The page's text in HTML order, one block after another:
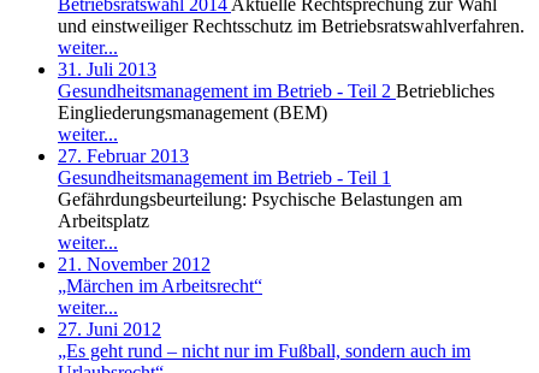
und einstweiliger Rechtsschutz im Betriebs­rats­wahlverfahren.
weiter...
31. Juli 2013
Gesundheitsmanagement im Betrieb - Teil 2 Betriebliches
Eingliederungsmanagement (BEM)
weiter...
27. Februar 2013
Gesundheitsmanagement im Betrieb - Teil 1
Gefährdungsbeurteilung: Psychische Belastungen am
Arbeitsplatz
weiter...
21. November 2012
„Märchen im Arbeitsrecht“
weiter...
27. Juni 2012
„Es geht rund – nicht nur im Fußball, sondern auch im